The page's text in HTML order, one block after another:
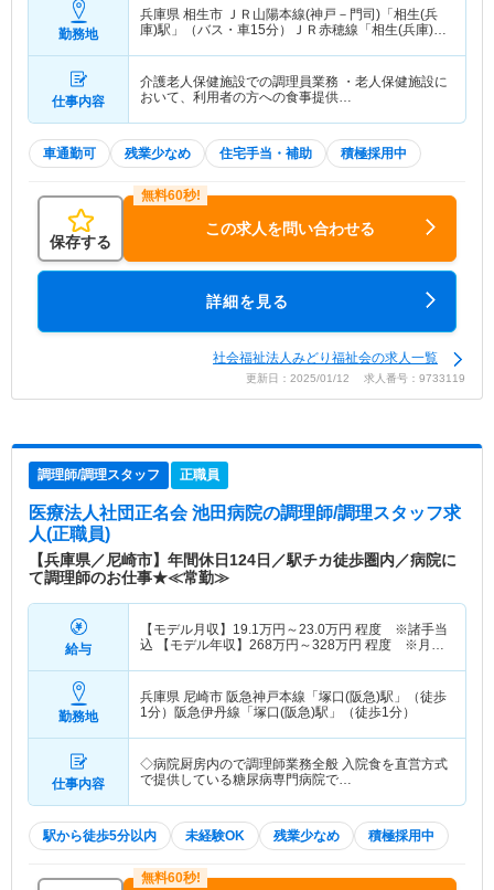
勤務地
兵庫県 相生市 ＪＲ山陽本線(神戸－門司)「相生(兵
庫)駅」（バス・車15分）ＪＲ赤穂線「相生(兵庫)
仕事内容
介護老人保健施設での調理員業務 ・老人保健施設に
おいて、利用者の方への食事提供…
車通勤可 残業少なめ 住宅手当・補助 積極採用中
保存する
この求人を問い合わせる
詳細を見る
社会福祉法人みどり福祉会の求人一覧
更新日：2025/01/12 求人番号：9733119
調理師/調理スタッフ 正職員
医療法人社団正名会 池田病院の調理師/調理スタッフ求
人(正職員)
【兵庫県／尼崎市】年間休日124日／駅チカ徒歩圏内／病院に
て調理師のお仕事★≪常勤≫
給与
【モデル月収】 19.1万円～23.0万円 程度 ※諸手当
込 【モデル年収】 268万円～328万円 程度 ※月収
勤務地
兵庫県 尼崎市 阪急神戸本線「塚口(阪急)駅」（徒歩
1分）阪急伊丹線「塚口(阪急)駅」（徒歩1分）
仕事内容
◇病院厨房内ので調理師業務全般 入院食を直営方式
で提供している糖尿病専門病院で…
駅から徒歩5分以内 未経験OK 残業少なめ 積極採用中